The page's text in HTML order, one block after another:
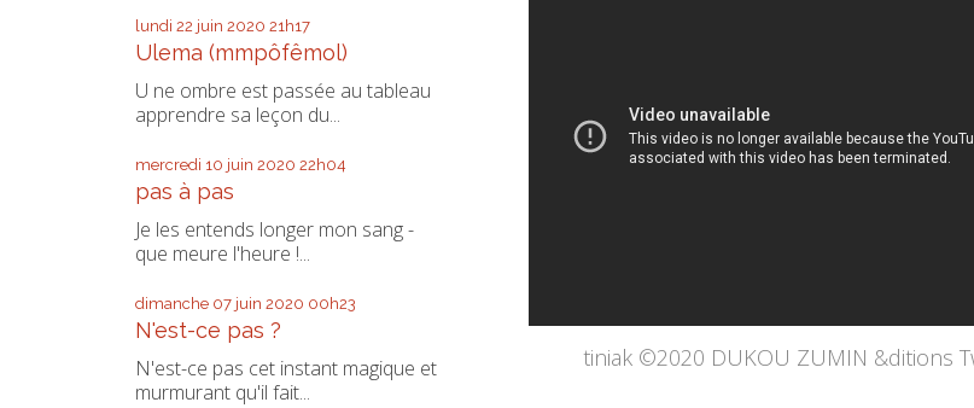
lundi 22 juin 2020 21h17
Ulema (mmpôfêmol)
U ne ombre est passée au tableau
apprendre sa leçon du...
mercredi 10 juin 2020 22h04
pas à pas
Je les entends longer mon sang -
que meure l'heure !...
dimanche 07 juin 2020 00h23
N'est-ce pas ?
N'est-ce pas cet instant magique et
murmurant qu'il fait...
tiniak ©2020 DUKOU ZUMIN &ditions